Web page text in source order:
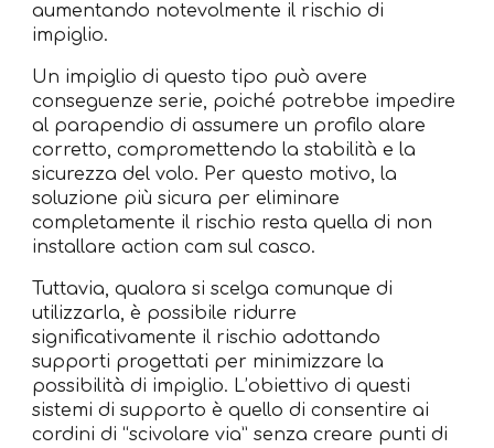
aumentando notevolmente il rischio di
impiglio.
Un impiglio di questo tipo può avere
conseguenze serie, poiché potrebbe impedire
al parapendio di assumere un profilo alare
corretto, compromettendo la stabilità e la
sicurezza del volo. Per questo motivo, la
soluzione più sicura per eliminare
completamente il rischio resta quella di non
installare action cam sul casco.
Tuttavia, qualora si scelga comunque di
utilizzarla, è possibile ridurre
significativamente il rischio adottando
supporti progettati per minimizzare la
possibilità di impiglio. L’obiettivo di questi
sistemi di supporto è quello di consentire ai
cordini di “scivolare via” senza creare punti di